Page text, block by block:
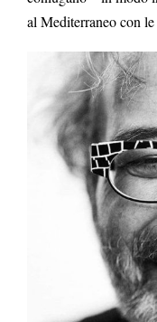
al Mediterraneo con le